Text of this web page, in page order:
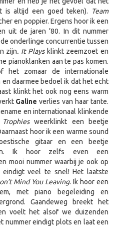
is altijd een goed teken).
Team
en poppier. Ergens hoor ik een
uit de jaren ’80. In dit nummer
onderlinge concurrentie tussen
zijn. It Playsklinkt zeemzoet en
pianoklanken aan te pas komen.
het zomaar de internationale
daarmee bedoel ik dat het echt
klinkt het ook nog eens warm
Galine verlies van haar tante.
en internationaal klinkende
Trophiesweerklinkt een beetje
hoor ik een warme sound
gitaar en een beetje
Ik hoor zelfs even een
mooi nummer waarbij je ook op
veel te snel! Het laatste
Mind You Leaving. Ik hoor een
met piano begeleiding en
Gaandeweg breekt het
voelt het alsof we duizenden
nummer eindigt plots en laat een